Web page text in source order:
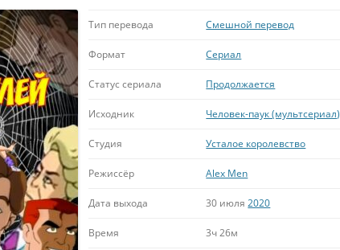
Тип перевода Смешной перевод
Формат Сериал
Статус сериала Продолжается
Исходник Человек-паук (мультсериал)
Студия Усталое королевство
Режиссёр Alex Men
Дата выхода 30 июля2020
Время 3ч 26м